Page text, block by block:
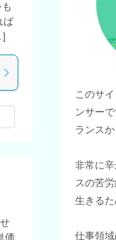
ば
価
このサ
ンサー
ランスか
非常に
スの苦
生きるた
仕事領